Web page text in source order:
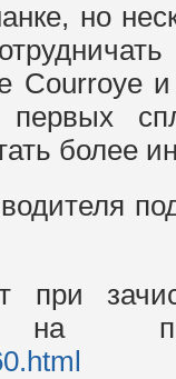
но
Courroye
первых
более
при